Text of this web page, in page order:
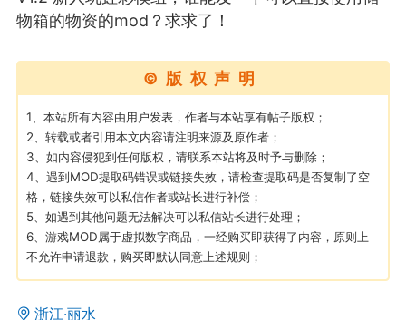
我的钱包 道具 排行榜
MOD下载 攻略教程 联机招募
物箱的物资的mod？求求了！
©版权声明
1、本站所有内容由用户发表，作者与本站享有帖子版权；
2、转载或者引用本文内容请注明来源及原作者；
3、如内容侵犯到任何版权，请联系本站将及时予与删除；
4、遇到MOD提取码错误或链接失效，请检查提取码是否复制了空
格，链接失效可以私信作者或站长进行补偿；
5、如遇到其他问题无法解决可以私信站长进行处理；
6、游戏MOD属于虚拟数字商品，一经购买即获得了内容，原则上
不允许申请退款，购买即默认同意上述规则；
浙江·丽水